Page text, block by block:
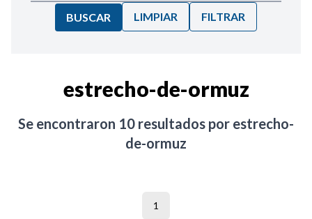
BUSCAR LIMPIAR FILTRAR
estrecho-de-ormuz
Se encontraron 10 resultados por estrecho-
de-ormuz
1